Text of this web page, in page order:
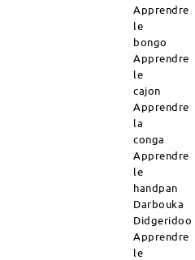
Apprendre
le
bongo
Apprendre
le
cajon
Apprendre
la
conga
Apprendre
le
handpan
Darbouka
Didgeridoo
Apprendre
le